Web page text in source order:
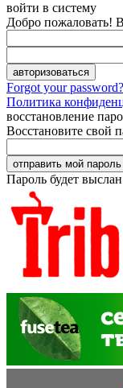
войти в систему
Добро пожаловать!
Forgot your
Политика
восстановление
Восстановите свой
Пароль будет